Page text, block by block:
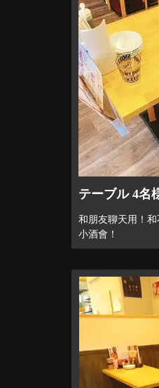
テーブル 4名
和朋友聊天用！
小酒會！